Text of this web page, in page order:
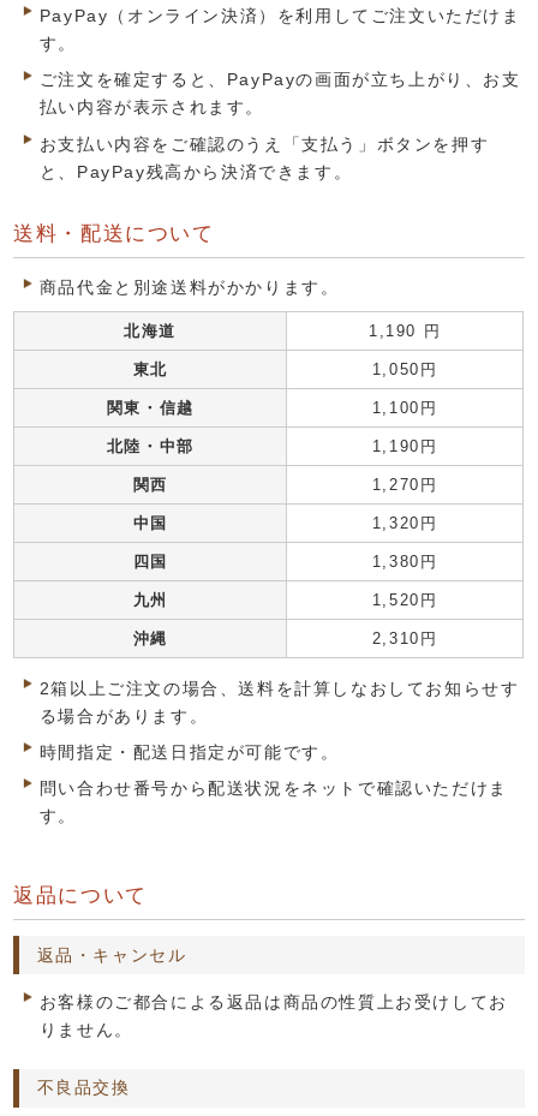
PayPay（オンライン決済）を利用してご注文いただけま
す。
ご注文を確定すると、PayPayの画面が立ち上がり、お支
払い内容が表示されます。
お支払い内容をご確認のうえ「支払う」ボタンを押す
と、PayPay残高から決済できます。
送料・配送について
商品代金と別途送料がかかります。
北海道 1,190 円
東北 1,050円
関東・信越 1,100円
北陸・中部 1,190円
関西 1,270円
中国 1,320円
四国 1,380円
九州 1,520円
沖縄 2,310円
2箱以上ご注文の場合、送料を計算しなおしてお知らせす
る場合があります。
時間指定・配送日指定が可能です。
問い合わせ番号から配送状況をネットで確認いただけま
す。
返品について
返品・キャンセル
お客様のご都合による返品は商品の性質上お受けしてお
りません。
不良品交換